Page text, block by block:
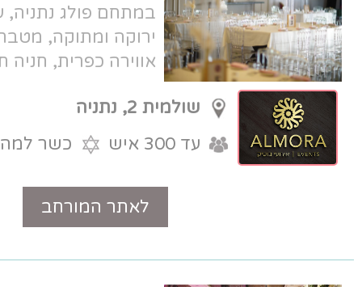
במתחם פולג נתניה, עם חצר קבלת פנים
ירוקה ומתוקה, מטבח שף כשר למהדרין,
אווירה כפרית, חניה חופשית, וגישה
מהירה מכביש החוף.
שולמית 2, נתניה
כשר למהדרין
טלפון